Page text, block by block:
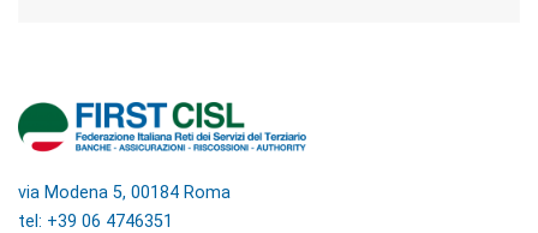
via Modena 5, 00184 Roma
tel: +39 06 4746351